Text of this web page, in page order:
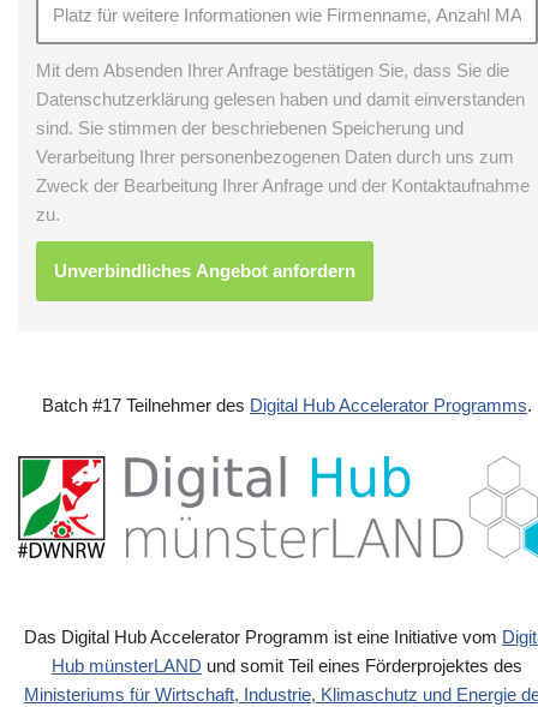
Mit dem Absenden Ihrer Anfrage bestätigen Sie, dass Sie die
Datenschutzerklärung gelesen haben und damit einverstanden
sind. Sie stimmen der beschriebenen Speicherung und
Verarbeitung Ihrer personenbezogenen Daten durch uns zum
Zweck der Bearbeitung Ihrer Anfrage und der Kontaktaufnahme
zu.
Batch #17 Teilnehmer des Digital Hub Accelerator Programms.
Das Digital Hub Accelerator Programm ist eine Initiative vom
Hub münsterLAND und somit Teil eines Förderprojektes des
Ministeriums für Wirtschaft, Industrie, Klimaschutz und Energie